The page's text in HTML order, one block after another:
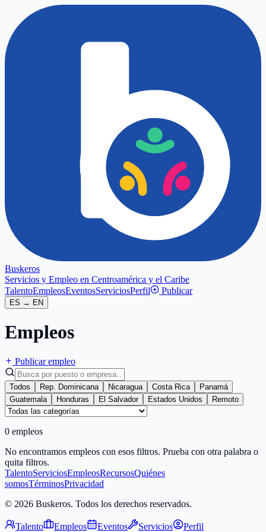
Buskeros
Servicios y Empleo en Centroamérica y el Caribe
TalentoEmpleosEventosServiciosPerfil Publicar
ES → EN
Empleos
Publicar empleo
Todos Rep. Dominicana Nicaragua Costa Rica
Panamá
Guatemala
Honduras El Salvador Estados Unidos Remoto
0 empleos
No encontramos empleos con esos filtros. Prueba con otra palabra o
quita filtros.
TalentoServiciosEmpleosRecursosQuiénes
somosTérminosPrivacidad
© 2026 Buskeros. Todos los derechos reservados.
Talento Empleos Eventos Servicios Perfil